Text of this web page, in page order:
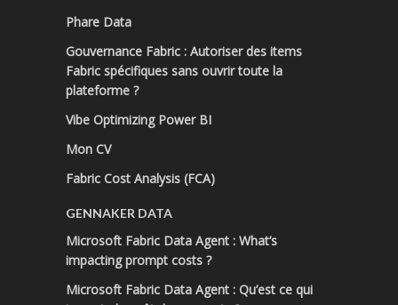
Phare Data
Gouvernance Fabric : Autoriser des items
Fabric spécifiques sans ouvrir toute la
plateforme ?
Vibe Optimizing Power BI
Mon CV
Fabric Cost Analysis (FCA)
GENNAKER DATA
Microsoft Fabric Data Agent : What’s
impacting prompt costs ?
Microsoft Fabric Data Agent : Qu’est ce qui